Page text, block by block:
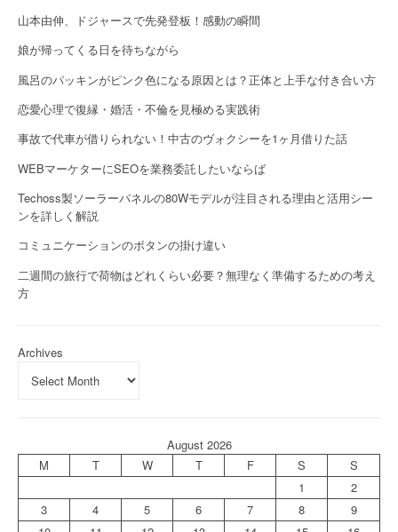
山本由伸、ドジャースで先発登板！感動の瞬間
娘が帰ってくる日を待ちながら
風呂のパッキンがピンク色になる原因とは？正体と上手な付き合い方
恋愛心理で復縁・婚活・不倫を見極める実践術
事故で代車が借りられない！中古のヴォクシーを1ヶ月借りた話
WEBマーケターにSEOを業務委託したいならば
Techoss製ソーラーパネルの80Wモデルが注目される理由と活用シー
ンを詳しく解説
コミュニケーションのボタンの掛け違い
二週間の旅行で荷物はどれくらい必要？無理なく準備するための考え
方
Archives
August 2026
M
T W T F S
S
1
2
3
4 5 6 7 8
9